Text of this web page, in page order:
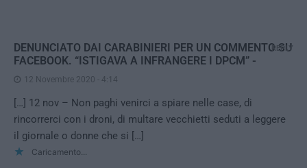
DENUNCIATO DAI CARABINIERI PER UN COMMENTO SU
FACEBOOK. “ISTIGAVA A INFRANGERE I DPCM” -
12 Novembre 2020 - 4:14
[…] 12 nov – Non paghi venirci a spiare nelle case, di
rincorrerci con i droni, di multare vecchietti seduti a leggere
il giornale o donne che si […]
Caricamento...
REPLY